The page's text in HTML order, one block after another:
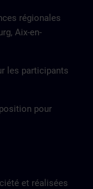
régionales
Aix-en-
les participants
pour
et réalisées